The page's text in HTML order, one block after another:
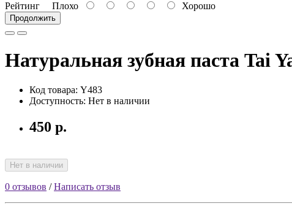
Рейтинг Плохо Хорошо
Продолжить
Натуральная зубная паста Tai
Код товара: Y483
Доступность: Нет в наличии
450 р.
Нет в наличии
0 отзывов /Написать отзыв